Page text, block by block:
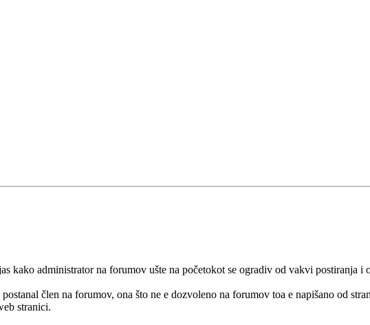
kako administrator na forumov ušte na početokot se ogradiv od vakvi postiranja i
člen na forumov, ona što ne e dozvoleno na forumov toa e napišano od
stranici.